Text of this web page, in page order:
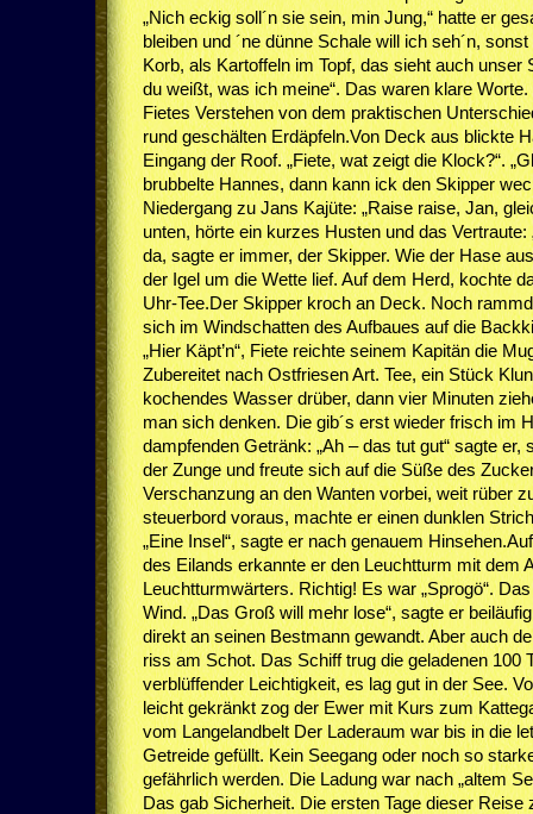
„Nich eckig soll´n sie sein, min Jung,“ hatte er
bleiben und ´ne dünne Schale will ich seh´n,
Korb, als Kartoffeln im Topf, das sieht auch unser
du weißt, was ich meine“. Das waren klare
Fietes Verstehen von dem praktischen
rund geschälten Erdäpfeln.Von Deck aus blickte
Eingang der Roof. „Fiete, wat zeigt die Klock?“.
brubbelte Hannes, dann kann ick den Skipper
Niedergang zu Jans Kajüte: „Raise raise, Jan,
unten, hörte ein kurzes Husten und das Vertraute:
da, sagte er immer, der Skipper. Wie der Hase
der Igel um die Wette lief. Auf dem Herd, kochte
Uhr-Tee.Der Skipper kroch an Deck. Noch
sich im Windschatten des Aufbaues auf die
„Hier Käpt’n“, Fiete reichte seinem Kapitän die
Zubereitet nach Ostfriesen Art. Tee, ein Stück
kochendes Wasser drüber, dann vier Minuten
man sich denken. Die gib´s erst wieder frisch im
dampfenden Getränk: „Ah – das tut gut“ sagte er,
der Zunge und freute sich auf die Süße des
Verschanzung an den Wanten vorbei, weit rüber
steuerbord voraus, machte er einen dunklen
„Eine Insel“, sagte er nach genauem
des Eilands erkannte er den Leuchtturm mit dem
Leuchtturmwärters. Richtig! Es war „Sprogö“.
Wind. „Das Groß will mehr lose“, sagte er
direkt an seinen Bestmann gewandt. Aber auch
riss am Schot. Das Schiff trug die geladenen 100
verblüffender Leichtigkeit, es lag gut in der See.
leicht gekränkt zog der Ewer mit Kurs zum
vom Langelandbelt Der Laderaum war bis in die
Getreide gefüllt. Kein Seegang oder noch so
gefährlich werden. Die Ladung war nach „altem
Das gab Sicherheit. Die ersten Tage dieser Reise